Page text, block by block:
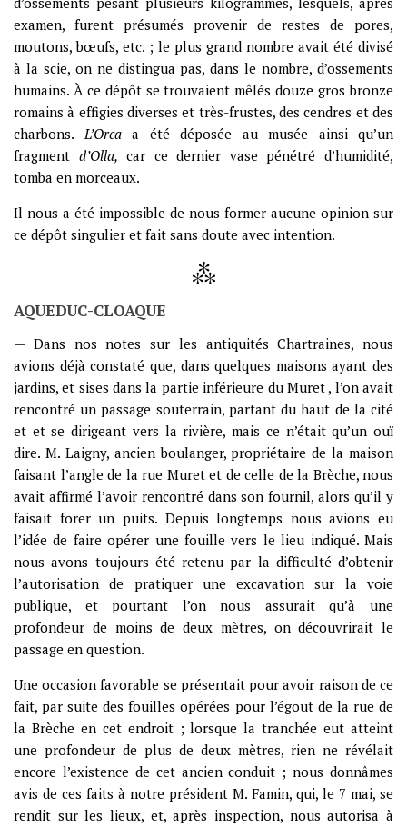
examen, furent présumés provenir de restes de pores,
moutons, bœufs, etc. ; le plus grand nombre avait été divisé
à la scie, on ne distingua pas, dans le nombre, d’ossements
humains. À ce dépôt se trouvaient mêlés douze gros bronze
romains à effigies diverses et très-frustes, des cendres et des
charbons.L’Orcaa été déposée au musée ainsi qu’un
fragment d’Olla, car ce dernier vase pénétré d’humidité,
tomba en morceaux.
Il nous a été impossible de nous former aucune opinion sur
ce dépôt singulier et fait sans doute avec intention.
AQUEDUC-CLOAQUE
— Dans nos notes sur les antiquités Chartraines, nous
avions déjà constaté que, dans quelques maisons ayant des
jardins, et sises dans la partie inférieure du Muret , l’on avait
rencontré un passage souterrain, partant du haut de la cité
et et se dirigeant vers la rivière, mais ce n’était qu’un ouï
dire. M. Laigny, ancien boulanger, propriétaire de la maison
faisant l’angle de la rue Muret et de celle de la Brèche, nous
avait affirmé l’avoir rencontré dans son fournil, alors qu’il y
faisait forer un puits. Depuis longtemps nous avions eu
l’idée de faire opérer une fouille vers le lieu indiqué. Mais
nous avons toujours été retenu par la difficulté d’obtenir
l’autorisation de pratiquer une excavation sur la voie
publique, et pourtant l’on nous assurait qu’à une
profondeur de moins de deux mètres, on découvrirait le
passage en question.
Une occasion favorable se présentait pour avoir raison de ce
fait, par suite des fouilles opérées pour l’égout de la rue de
la Brèche en cet endroit ; lorsque la tranchée eut atteint
une profondeur de plus de deux mètres, rien ne révélait
encore l’existence de cet ancien conduit ; nous donnâmes
avis de ces faits à notre président M. Famin, qui, le 7 mai, se
rendit sur les lieux, et, après inspection, nous autorisa à